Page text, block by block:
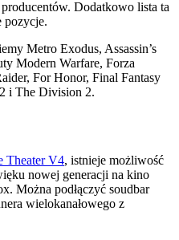
Dodatkowo lista ta
pozycje.
Metro Exodus, Assassin’s
Modern Warfare, Forza
For Honor, Final Fantasy
i The Division 2.
Theater V4, istnieje możliwość
nowej generacji na kino
Można podłączyć soudbar
wielokanałowego z